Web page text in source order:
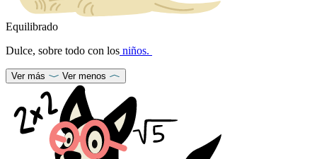
Equilibrado
Dulce, sobre todo con los niños.
Ver más Ver menos